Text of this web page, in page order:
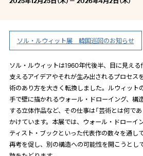
ソル・ルウィット展 韓国巡回のお知らせ
ソル・ルウィットは1960年代後半、目に見える
支えるアイデアやそれが生み出されるプロセス
術のあり方を大きく転換しました。ルウィット
手で壁に描かれるウォール・ドローイング、構
する立体作品など、その仕事は「芸術とは何で
かけています。本展では、ウォール・ドローイ
ティスト・ブックといった代表作の数々を通し
再考を促し、別の構造への可能性を開こうとし